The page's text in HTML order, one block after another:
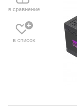
в сравнение
в список